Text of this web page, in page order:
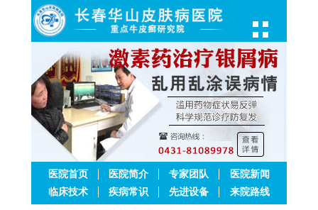
医院首页 医院简介 专家团队
医院新闻
临床技术
疾病常识 先进设备 来院路线